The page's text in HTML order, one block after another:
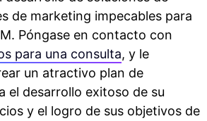
de marketing impecables para
Póngase en contacto con
para una consulta, y le
un atractivo plan de
el desarrollo exitoso de su
y el logro de sus objetivos de